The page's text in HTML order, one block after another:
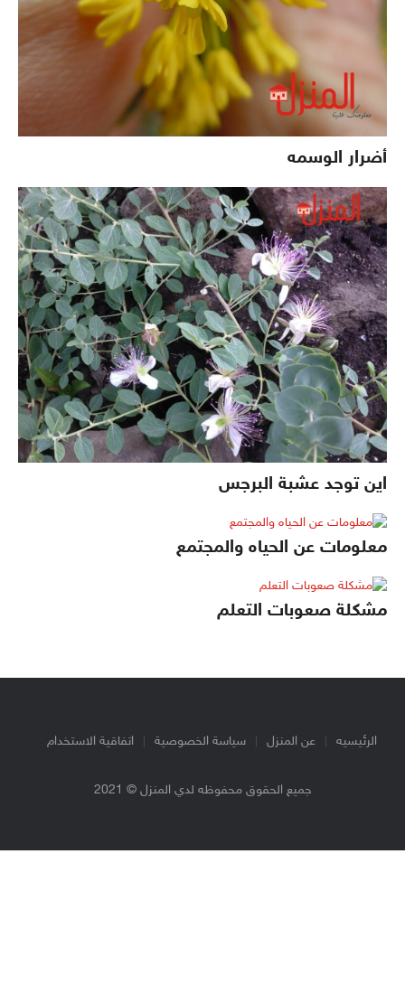
أضرار الوسمه
اين توجد عشبة البرجس
معلومات عن الحياه والمجتمع
مشكلة صعوبات التعلم
الرئيسيه عن المنزل سياسة الخصوصية اتفاقية الاستخدام
جميع الحقوق محفوظه لدي المنزل © 2021